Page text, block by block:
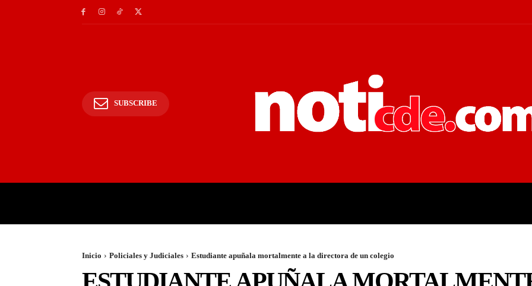
SUBSCRIBE
Inicio Policiales y Judiciales Estudiante apuñala mortalmente a la directora de un colegio